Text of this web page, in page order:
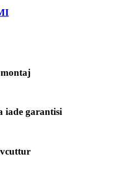
montaj
iade garantisi